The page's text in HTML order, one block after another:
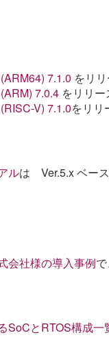
7.1.0 をリリ
7.0.4をリリー
V) 7.1.0をリリ
ルは Ver.5.x ベース
会社様の導入事例
SoCとRTOS構成一